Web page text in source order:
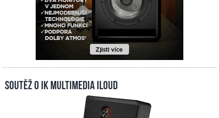
Soutěž o IK Multimedia iLoud